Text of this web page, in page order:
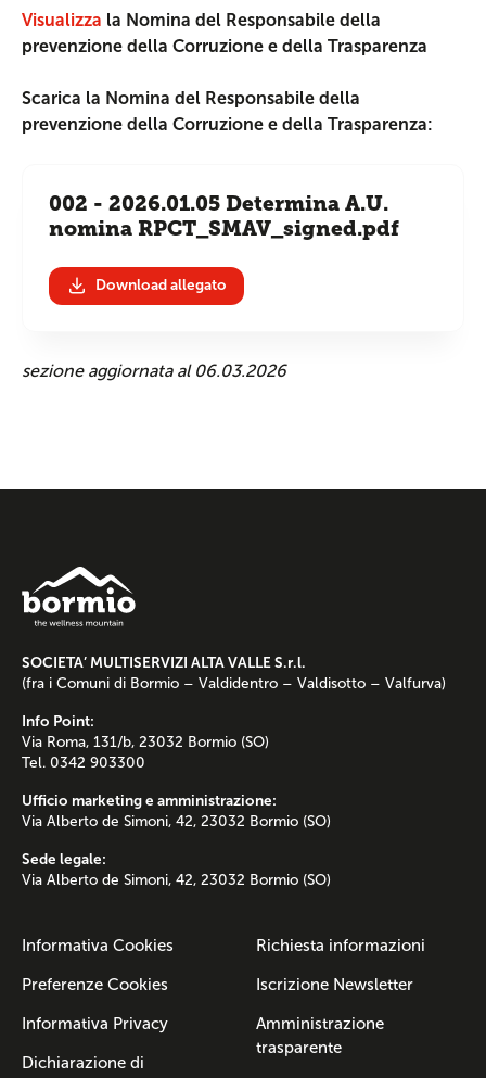
Visualizza la Nomina del Responsabile della
prevenzione della Corruzione e della Trasparenza
Scarica la Nomina del Responsabile della
prevenzione della Corruzione e della Trasparenza:
002 - 2026.01.05 Determina A.U.
nomina RPCT_SMAV_signed.pdf
Download allegato
sezione aggiornata al 06.03.2026
SOCIETA’ MULTISERVIZI ALTA VALLE S.r.l.
(fra i Comuni di Bormio – Valdidentro – Valdisotto – Valfurva)
Info Point:
Via Roma, 131/b, 23032 Bormio (SO)
Tel. 0342 903300
Ufficio marketing e amministrazione:
Via Alberto de Simoni, 42, 23032 Bormio (SO)
Sede legale:
Via Alberto de Simoni, 42, 23032 Bormio (SO)
Informativa Cookies
Preferenze Cookies
Informativa Privacy
Dichiarazione di
Richiesta informazioni
Iscrizione Newsletter
Amministrazione
trasparente